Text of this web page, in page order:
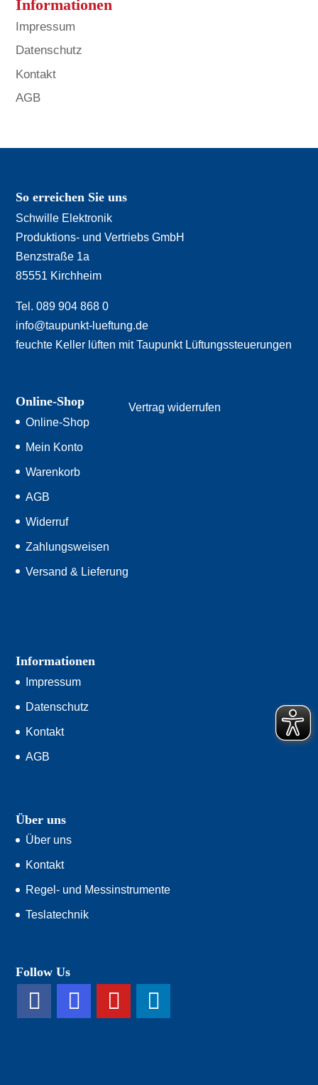
Informationen
Impressum
Datenschutz
Kontakt
AGB
So erreichen Sie uns
Schwille Elektronik
Produktions- und Vertriebs GmbH
Benzstraße 1a
85551 Kirchheim
Tel. 089 904 868 0
info@taupunkt-lueftung.de
feuchte Keller lüften mit Taupunkt Lüftungssteuerungen
Online-Shop
Online-Shop
Mein Konto
Warenkorb
AGB
Widerruf
Zahlungsweisen
Versand & Lieferung
Vertrag widerrufen
Informationen
Impressum
Datenschutz
Kontakt
AGB
Über uns
Über uns
Kontakt
Regel- und Messinstrumente
Teslatechnik
Follow Us